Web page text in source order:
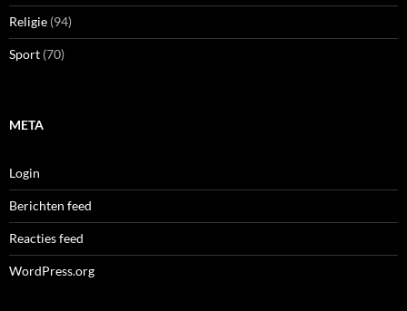
Religie (94)
Sport (70)
META
Login
Berichten feed
Reacties feed
WordPress.org